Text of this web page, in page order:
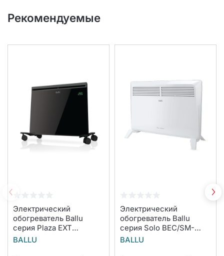
Рекомендуемые
Электрический
обогреватель Ballu
серия Plaza EXT
BEP/EXT-1000
BALLU
Электрический
обогреватель Ballu
серия Solo BEC/SM-
1500
BALLU